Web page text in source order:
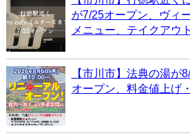
が7/25オープン、ヴィ
メニュー、テイクアウ
【市川市】法典の湯が
オープン、料金値上げ